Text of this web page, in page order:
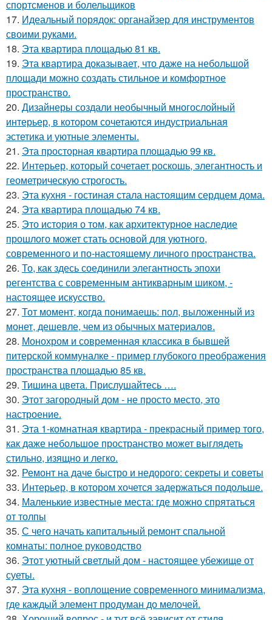
спортсменов и болельщиков
17. Идеальный порядок: органайзер для инструментов
своими руками.
18. Эта квартира площадью 81 кв.
19. Эта квартира доказывает, что даже на небольшой
площади можно создать стильное и комфортное
пространство.
20. Дизайнеры создали необычный многослойный
интерьер, в котором сочетаются индустриальная
эстетика и уютные элементы.
21. Эта просторная квартира площадью 99 кв.
22. Интерьер, который сочетает роскошь, элегантность и
геометрическую строгость.
23. Эта кухня - гостиная стала настоящим сердцем дома.
24. Эта квартира площадью 74 кв.
25. Это история о том, как архитектурное наследие
прошлого может стать основой для уютного,
современного и по-настоящему личного пространства.
26. То, как здесь соединили элегантность эпохи
регентства с современным антикварным шиком, -
настоящее искусство.
27. Тот момент, когда понимаешь: пол, выложенный из
монет, дешевле, чем из обычных материалов.
28. Монохром и современная классика в бывшей
питерской коммуналке - пример глубокого преображения
пространства площадью 85 кв.
29. Тишина цвета. Прислушайтесь ….
30. Этот загородный дом - не просто место, это
настроение.
31. Эта 1-комнатная квартира - прекрасный пример того,
как даже небольшое пространство может выглядеть
стильно, изящно и легко.
32. Ремонт на даче быстро и недорого: секреты и советы
33. Интерьер, в котором хочется задержаться подольше.
34. Маленькие известные места: где можно спрятаться
от толпы
35. С чего начать капитальный ремонт спальной
комнаты: полное руководство
36. Этот уютный светлый дом - настоящее убежище от
суеты.
37. Эта кухня - воплощение современного минимализма,
где каждый элемент продуман до мелочей.